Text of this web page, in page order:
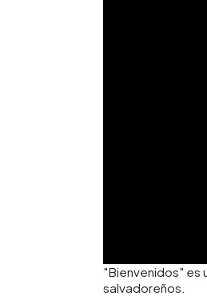
"Bienvenidos" es
salvadoreños.